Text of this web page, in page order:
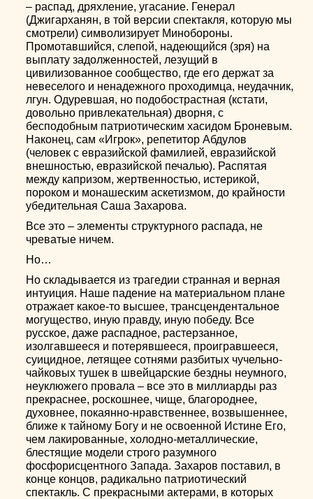
– распад, дряхление, угасание. Генерал
(Джигарханян, в той версии спектакля, которую мы
смотрели) символизирует Минобороны.
Промотавшийся, слепой, надеющийся (зря) на
выплату задолженностей, лезущий в
цивилизованное сообщество, где его держат за
невеселого и ненадежного проходимца, неудачник,
лгун. Одуревшая, но подобострастная (кстати,
довольно привлекательная) дворня, с
бесподобным патриотическим хасидом Броневым.
Наконец, сам «Игрок», репетитор Абдулов
(человек с евразийской фамилией, евразийской
внешностью, евразийской печалью). Распятая
между капризом, жертвенностью, истерикой,
пороком и монашеским аскетизмом, до крайности
убедительная Саша Захарова.
Все это – элементы структурного распада, не
чреватые ничем.
Но…
Но складывается из трагедии странная и верная
интуиция. Наше падение на материальном плане
отражает какое-то высшее, трансцендентальное
могущество, иную правду, иную победу. Все
русское, даже распадное, растерзанное,
изолгавшееся и потерявшееся, проигравшееся,
суицидное, летящее сотнями разбитых чучельно-
чайковых тушек в швейцарские бездны неумного,
неуклюжего провала – все это в миллиарды раз
прекраснее, роскошнее, чище, благороднее,
духовнее, покаянно-нравственнее, возвышеннее,
ближе к тайному Богу и не освоенной Истине Его,
чем лакированные, холодно-металлические,
блестящие модели строго разумного
фосфорисцентного Запада. Захаров поставил, в
конце концов, радикально патриотический
спектакль. С прекрасными актерами, в которых